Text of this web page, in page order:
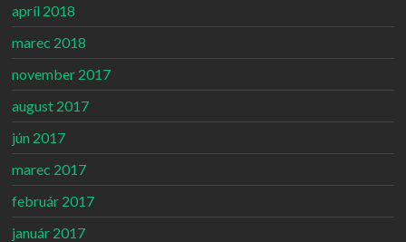
apríl 2018
marec 2018
november 2017
august 2017
jún 2017
marec 2017
február 2017
január 2017